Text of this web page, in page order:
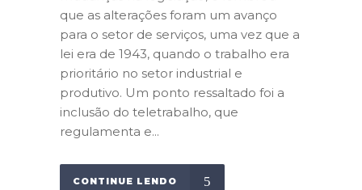
que as alterações foram um avanço
para o setor de serviços, uma vez que a
lei era de 1943, quando o trabalho era
prioritário no setor industrial e
produtivo. Um ponto ressaltado foi a
inclusão do teletrabalho, que
regulamenta e...
CONTINUE LENDO